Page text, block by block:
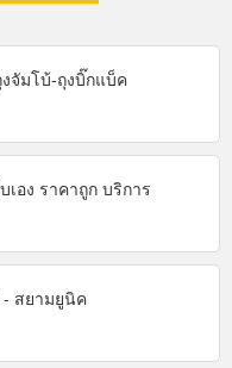
จัมโบ้-ถุงบิ๊กแบ็ค
อง ราคาถูก บริการ
- สยามยูนิค